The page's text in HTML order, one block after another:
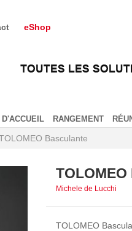
eShop
RANGEMENT
Basculante
Michele de Lucchi
TOLOMEO